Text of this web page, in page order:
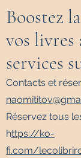
Boostez
vos livres
services
Contacts et
Réservez tous
https://ko-
fi.com/